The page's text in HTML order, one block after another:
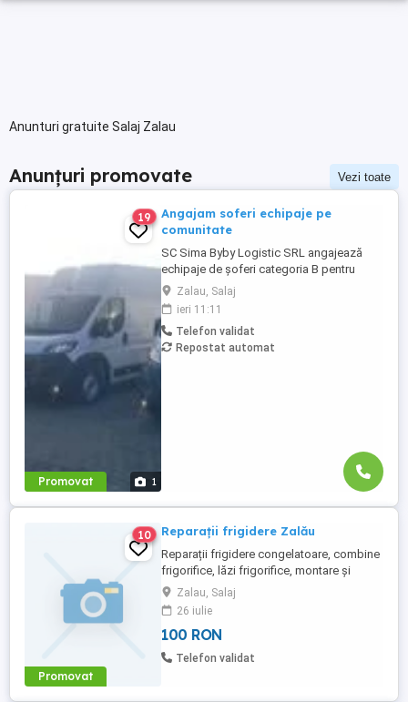
Anunturi gratuite Salaj Zalau
Anunțuri promovate Vezi toate
Promovat 1
19
Angajam soferi echipaje pe
comunitate
SC Sima Byby Logistic SRL angajează
echipaje de șoferi categoria B pentru
transport internațional (comunitate)!
Căutăm echipaje formate din 2 șoferi,
posesori ai permisului categoria B, pentru
transport internațional de marfă. Oferim:
Salariu între 1.800 și 2.200 Program: 2 luni
Zalau, Salaj
ieri 11:11
Telefon validat
Repostat automat
Promovat
10 Reparații frigidere Zalău
Reparații frigidere congelatoare, combine
frigorifice, lăzi frigorifice, montare și
reparare camere frigorifice
Zalau, Salaj
26 iulie
100 RON
Telefon validat